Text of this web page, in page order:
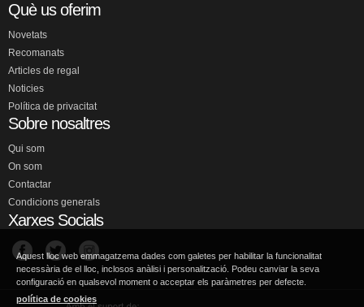
Què us oferim
Novetats
Recomanats
Articles de regal
Noticies
Política de privacitat
Sobre nosaltres
Qui som
On som
Contactar
Condicions generals
Xarxes Socials
Aquest lloc web emmagatzema dades com galetes per habilitar la funcionalitat
necessària de el lloc, inclosos anàlisi i personalització. Podeu canviar la seva
configuració en qualsevol moment o acceptar els paràmetres per defecte.
política de cookies